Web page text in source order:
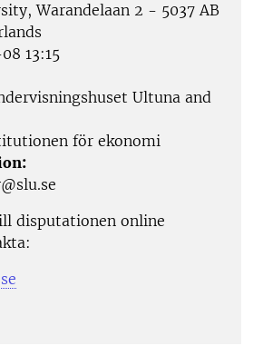
Warandelaan 2 - 5037 AB
13:15
Ultuna and
för ekonomi
disputationen online